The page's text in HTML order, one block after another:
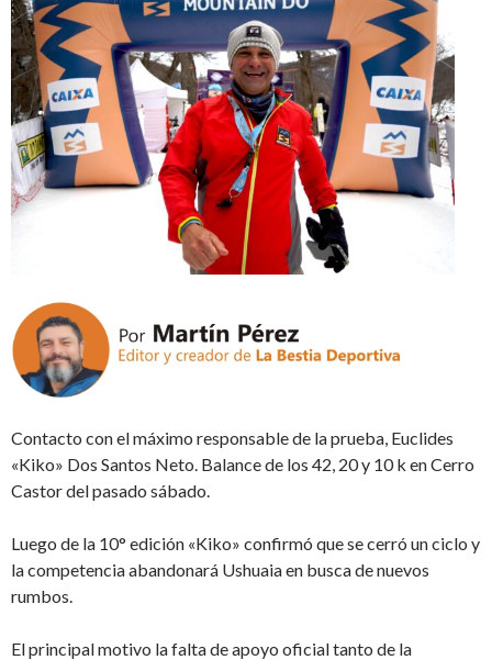
Contacto con el máximo responsable de la prueba, Euclides
«Kiko» Dos Santos Neto. Balance de los 42, 20 y 10 k en Cerro
Castor del pasado sábado.
Luego de la 10° edición «Kiko» confirmó que se cerró un ciclo y
la competencia abandonará Ushuaia en busca de nuevos
rumbos.
El principal motivo la falta de apoyo oficial tanto de la